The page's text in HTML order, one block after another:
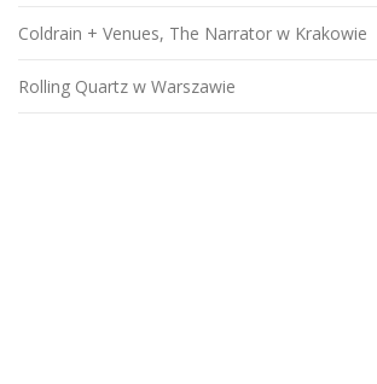
Coldrain + Venues, The Narrator w Krakowie
Rolling Quartz w Warszawie